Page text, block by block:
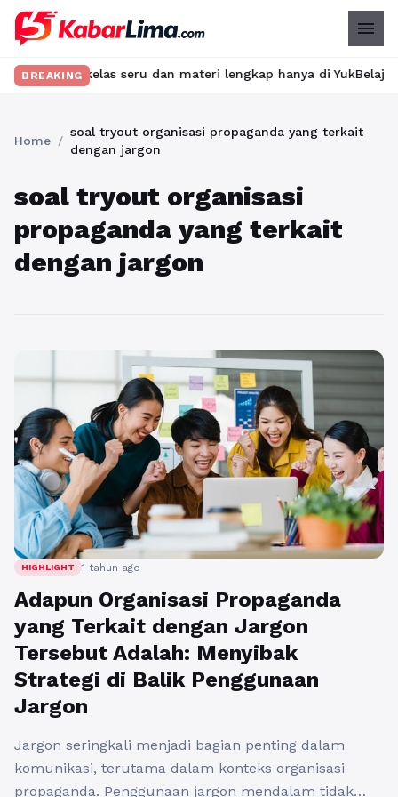
menu
BREAKING
kelas seru dan materi lengkap hanya di
Home /
soal tryout organisasi propaganda yang terkait
dengan jargon
soal tryout organisasi
propaganda yang terkait
dengan jargon
HIGHLIGHT 1 tahun ago
Adapun Organisasi Propaganda
yang Terkait dengan Jargon
Tersebut Adalah: Menyibak
Strategi di Balik Penggunaan
Jargon
Jargon seringkali menjadi bagian penting dalam
komunikasi, terutama dalam konteks organisasi
propaganda. Penggunaan jargon mendalam tidak